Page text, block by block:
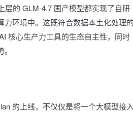
层的 GLM-4.7 国产模型都实现了自研
力环境中。这既符合数据本土化处理
核心生产力工具的生态自主性，同时
的上线，不仅仅是将一个大模型接